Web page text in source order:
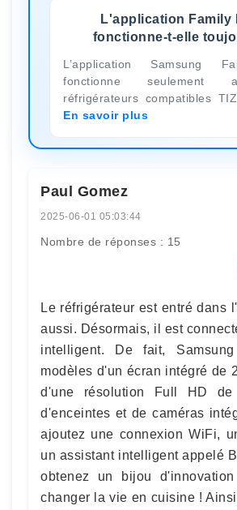
L'application Family
fonctionne-t-elle
L’application Samsung
fonctionne seulement
réfrigérateurs compatibles
En savoir plus
Paul Gomez
2025-06-01 05:03:44
Nombre de réponses : 15
Le réfrigérateur est entré dans
aussi. Désormais, il est
intelligent. De fait,
modèles d'un écran intégré de
d'une résolution Full HD de
d'enceintes et de caméras
ajoutez une connexion WiFi,
un assistant intelligent appelé
obtenez un bijou
changer la vie en cuisine !